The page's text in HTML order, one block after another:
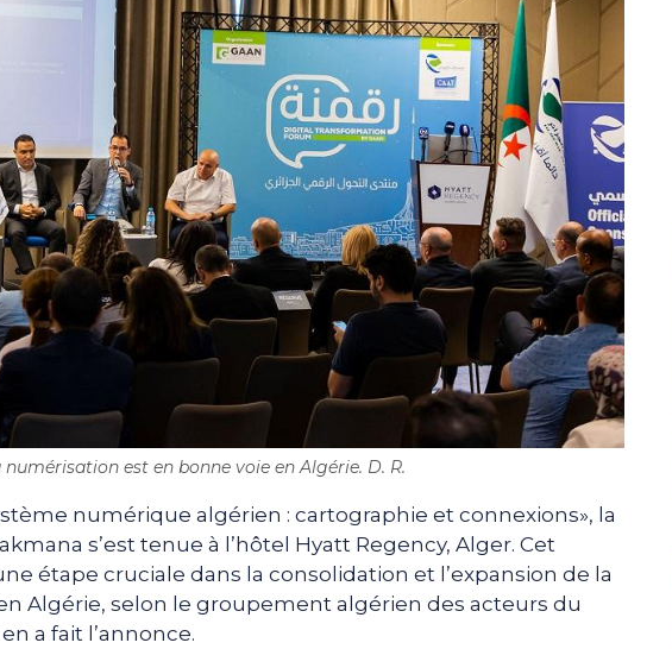
numérisation est en bonne voie en Algérie. D. R.
numérique algérien : cartographie et connexions», la
s’est tenue à l’hôtel Hyatt Regency, Alger. Cet
étape cruciale dans la consolidation et l’expansion de la
Algérie, selon le groupement algérien des acteurs du
a fait l’annonce.